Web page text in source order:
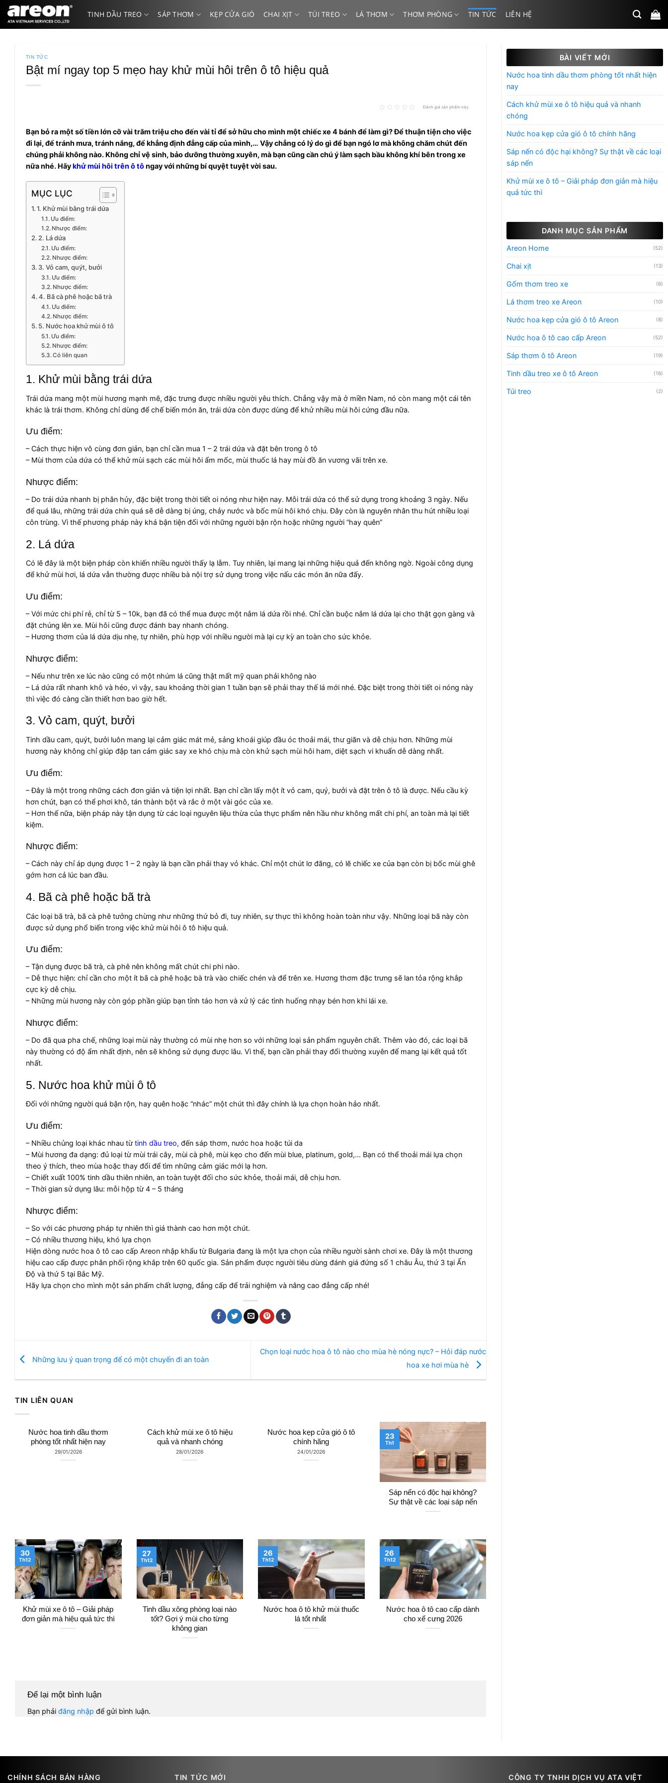
qua
nội
TINH DẦU TREO SÁP THƠM KẸP CỬA GIÓ CHAI XỊT TÚI TREO LÁ THƠM THƠM PHÒNG TIN TỨC LIÊN HỆ
TIN TỨC
Bật mí ngay top 5 mẹo hay khử mùi hôi trên ô tô hiệu quả
Đánh giá sản phẩm này.
Bạn bỏ ra một số tiền lớn cỡ vài trăm triệu cho đến vài tỉ để sở hữu cho mình một chiếc xe 4 bánh để làm gì? Để thuận tiện cho việc
đi lại, để tránh mưa, tránh nắng, để khẳng định đẳng cấp của mình,… Vậy chẳng có lý do gì để bạn ngó lơ mà không chăm chút đến
chúng phải không nào. Không chỉ vệ sinh, bảo dưỡng thường xuyên, mà bạn cũng cần chú ý làm sạch bầu không khí bên trong xe
nữa nhé. Hãykhử mùi hôi trên ô tôngay với những bí quyệt tuyệt vời sau.
MỤC LỤC
1. Khử mùi bằng trái dứa
Ưu điểm:
Nhược điểm:
2. Lá dứa
Ưu điểm:
Nhược điểm:
3. Vỏ cam, quýt, bưởi
Ưu điểm:
Nhược điểm:
4. Bã cà phê hoặc bã trà
Ưu điểm:
Nhược điểm:
5. Nước hoa khử mùi ô tô
Ưu điểm:
Nhược điểm:
Có liên quan
1. Khử mùi bằng trái dứa
Trái dứa mang một mùi hương mạnh mẽ, đặc trưng được nhiều người yêu thích. Chẳng vậy mà ở miền Nam, nó còn mang một cái tên
khác là trái thơm. Không chỉ dùng để chế biến món ăn, trái dứa còn được dùng để khử nhiều mùi hôi cứng đầu nữa.
Ưu điểm:
– Cách thực hiện vô cùng đơn giản, bạn chỉ cần mua 1 – 2 trái dứa và đặt bên trong ô tô
– Mùi thơm của dứa có thể khử mùi sạch các mùi hôi ẩm mốc, mùi thuốc lá hay mùi đồ ăn vương vãi trên xe.
Nhược điểm:
– Do trái dứa nhanh bị phân hủy, đặc biệt trong thời tiết oi nóng như hiện nay. Mỗi trái dứa có thể sử dụng trong khoảng 3 ngày. Nếu
để quá lâu, những trái dứa chín quá sẽ dễ dàng bị úng, chảy nước và bốc mùi hôi khó chịu. Đây còn là nguyên nhân thu hút nhiều loại
côn trùng. Vì thế phương pháp này khá bận tiện đối với những người bận rộn hoặc những người “hay quên”
2. Lá dứa
Có lẽ đây là một biện pháp còn khiến nhiều người thấy lạ lẫm. Tuy nhiên, lại mang lại những hiệu quả đến không ngờ. Ngoài công dụng
để khử mùi hơi, lá dứa vẫn thường được nhiều bà nội trợ sử dụng trong việc nấu các món ăn nữa đấy.
Ưu điểm:
– Với mức chi phí rẻ, chỉ từ 5 – 10k, bạn đã có thể mua được một nắm lá dứa rồi nhé. Chỉ cần buộc nắm lá dứa lại cho thật gọn gàng và
đặt chúng lên xe. Mùi hôi cũng được đánh bay nhanh chóng.
– Hương thơm của lá dứa dịu nhẹ, tự nhiên, phù hợp với nhiều người mà lại cự kỳ an toàn cho sức khỏe.
Nhược điểm:
– Nếu như trên xe lúc nào cũng có một nhúm lá cũng thật mất mỹ quan phải không nào
– Lá dứa rất nhanh khô và héo, vì vậy, sau khoảng thời gian 1 tuần bạn sẽ phải thay thế lá mới nhé. Đặc biệt trong thời tiết oi nóng này
thì việc đó càng cần thiết hơn bao giờ hết.
3. Vỏ cam, quýt, bưởi
Tinh dầu cam, quýt, bưởi luôn mang lại cảm giác mát mẻ, sảng khoái giúp đầu óc thoải mái, thư giãn và dễ chịu hơn. Những mùi
hương này không chỉ giúp đập tan cảm giác say xe khó chịu mà còn khử sạch mùi hôi ham, diệt sạch vi khuẩn dễ dàng nhất.
Ưu điểm:
– Đây là một trong những cách đơn giản và tiện lợi nhất. Bạn chỉ cần lấy một ít vỏ cam, quý, bưởi và đặt trên ô tô là được. Nếu cầu kỳ
hơn chút, bạn có thể phơi khô, tán thành bột và rắc ở một vài góc của xe.
– Hơn thế nữa, biện pháp này tận dụng từ các loại nguyên liệu thừa của thực phẩm nên hầu như không mất chi phí, an toàn mà lại tiết
kiệm.
Nhược điểm:
– Cách này chỉ áp dụng được 1 – 2 ngày là bạn cần phải thay vỏ khác. Chỉ một chút lơ đãng, có lẽ chiếc xe của bạn còn bị bốc mùi ghê
gớm hơn cả lúc ban đầu.
4. Bã cà phê hoặc bã trà
Các loại bã trà, bã cà phê tưởng chừng như những thứ bỏ đi, tuy nhiên, sự thực thì không hoàn toàn như vậy. Những loại bã này còn
được sử dụng phổ biến trong việc khử mùi hôi ô tô hiệu quả.
Ưu điểm:
– Tận dụng được bã trà, cà phê nên không mất chút chi phi nào.
– Dễ thực hiện: chỉ cần cho một ít bã cà phê hoặc bà trà vào chiếc chén và để trên xe. Hương thơm đặc trưng sẽ lan tỏa rộng khắp
cực kỳ dễ chịu.
– Những mùi hương này còn góp phần giúp bạn tỉnh táo hơn và xử lý các tình huống nhạy bén hơn khi lái xe.
Nhược điểm:
– Do đã qua pha chế, những loại mùi này thường có mùi nhẹ hơn so với những loại sản phẩm nguyên chất. Thêm vào đó, các loại bã
này thường có độ ẩm nhất định, nên sẽ không sử dụng được lâu. Vì thế, bạn cần phải thay đổi thường xuyên để mang lại kết quả tốt
nhất.
5. Nước hoa khử mùi ô tô
Đối với những người quá bận rộn, hay quên hoặc “nhác” một chút thì đây chính là lựa chọn hoàn hảo nhất.
Ưu điểm:
– Nhiều chủng loại khác nhau từ tinh dầu treo, đến sáp thơm, nước hoa hoặc túi da
– Mùi hương đa dạng: đủ loại từ mùi trái cây, mùi cà phê, mùi kẹo cho đến mùi blue, platinum, gold,… Bạn có thể thoải mái lựa chọn
theo ý thích, theo mùa hoặc thay đổi để tìm những cảm giác mới lạ hơn.
– Chiết xuất 100% tinh dầu thiên nhiên, an toàn tuyệt đối cho sức khỏe, thoải mái, dễ chịu hơn.
– Thời gian sử dụng lâu: mỗi hộp từ 4 – 5 tháng
Nhược điểm:
– So với các phương pháp tự nhiên thì giá thành cao hơn một chút.
– Có nhiều thương hiệu, khó lựa chọn
Hiện dòng nước hoa ô tô cao cấp Areon nhập khẩu từ Bulgaria đang là một lựa chọn của nhiều người sành chơi xe. Đây là một thương
hiệu cao cấp được phân phối rộng khắp trên 60 quốc gia. Sản phẩm được người tiêu dùng đánh giá đứng số 1 châu Âu, thứ 3 tại Ấn
Độ và thứ 5 tại Bắc Mỹ.
Hãy lựa chọn cho mình một sản phẩm chất lượng, đẳng cấp để trải nghiệm và nâng cao đẳng cấp nhé!
Những lưu ý quan trọng để có một chuyến đi an toàn
Chọn loại nước hoa ô tô nào cho mùa hè nóng nực? – Hỏi đáp nước
hoa xe hơi mùa hè
TIN LIÊN QUAN
Nước hoa tinh dầu thơm
phòng tốt nhất hiện nay
29/01/2026
Cách khử mùi xe ô tô hiệu
quả và nhanh chóng
28/01/2026
Nước hoa kẹp cửa gió ô tô
chính hãng
24/01/2026
Sáp nến có độc hại không?
Sự thật về các loại sáp nến
23
Th1
Khử mùi xe ô tô – Giải pháp
đơn giản mà hiệu quả tức thì
30
Th12
Tinh dầu xông phòng loại nào
tốt? Gợi ý mùi cho từng
không gian
27
Th12
Nước hoa ô tô khử mùi thuốc
lá tốt nhất
26
Th12
Nước hoa ô tô cao cấp dành
cho xế cưng 2026
26
Th12
Để lại một bình luận
Bạn phải đăng nhập để gửi bình luận.
BÀI VIẾT MỚI
Nước hoa tinh dầu thơm phòng tốt nhất hiện
nay
Cách khử mùi xe ô tô hiệu quả và nhanh
chóng
Nước hoa kẹp cửa gió ô tô chính hãng
Sáp nến có độc hại không? Sự thật về các loại
sáp nến
Khử mùi xe ô tô – Giải pháp đơn giản mà hiệu
quả tức thì
DANH MỤC SẢN PHẨM
Areon Home (52)
Chai xịt (13)
Gốm thơm treo xe (6)
Lá thơm treo xe Areon (10)
Nước hoa kẹp cửa gió ô tô Areon (8)
Nước hoa ô tô cao cấp Areon (52)
Sáp thơm ô tô Areon (19)
Tinh dầu treo xe ô tô Areon (16)
Túi treo (2)
CHÍNH SÁCH BÁN HÀNG TIN TỨC MỚI CÔNG TY TNHH DỊCH VỤ ATA VIỆT